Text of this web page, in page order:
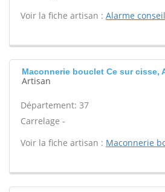
Voir la fiche artisan : Alarme
Maconnerie bouclet Ce sur cisse,
Artisan
Département: 37
Carrelage -
Voir la fiche artisan : Maconnerie